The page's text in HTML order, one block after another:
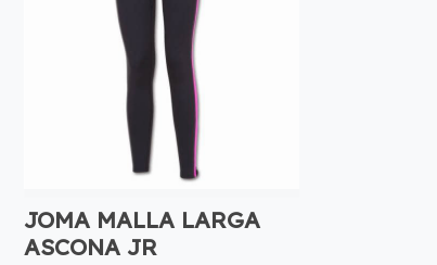
JOMA MALLA LARGA
ASCONA JR